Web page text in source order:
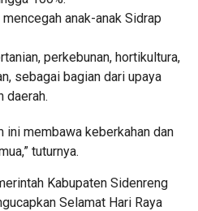
anak-anak Sidrap
perkebunan, hortikultura,
sebagai bagian dari upaya
daerah.
ini membawa keberkahan dan
tuturnya.
Kabupaten Sidenreng
Selamat Hari Raya